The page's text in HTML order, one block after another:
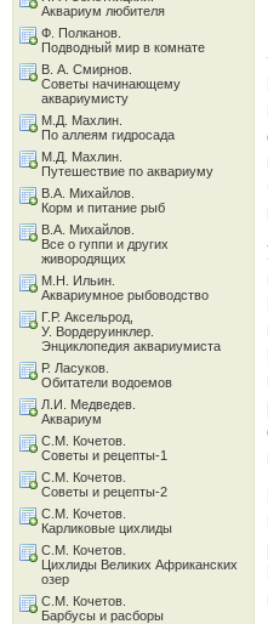
Аквариум любителя
Ф. Полканов.
Подводный мир в комнате
В. А. Смирнов.
Советы начинающему
аквариумисту
М.Д. Махлин.
По аллеям гидросада
М.Д. Махлин.
Путешествие по аквариуму
В.А. Михайлов.
Корм и питание рыб
В.А. Михайлов.
Все о гуппи и других
живородящих
М.Н. Ильин.
Аквариумное рыбоводство
Г.Р. Аксельрод,
У. Вордеруинклер.
Энциклопедия аквариумиста
Р. Ласуков.
Обитатели водоемов
Л.И. Медведев.
Аквариум
С.М. Кочетов.
Советы и рецепты-1
С.М. Кочетов.
Советы и рецепты-2
С.М. Кочетов.
Карликовые цихлиды
С.М. Кочетов.
Цихлиды Великих Африканских
озер
С.М. Кочетов.
Барбусы и расборы